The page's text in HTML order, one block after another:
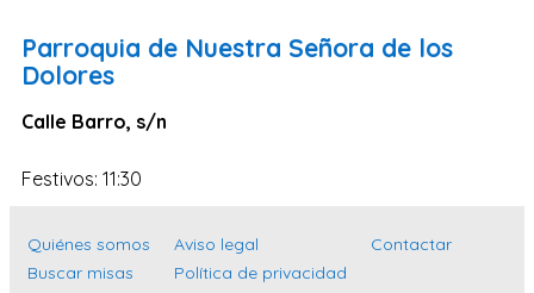
Santa Cruz de Tenerife
Islas Baleares
Las Palmas
Parroquia de Nuestra Señora de los
Dolores
Calle Barro, s/n
Festivos: 11:30
Quiénes somos
Buscar misas
Aviso legal
Política de privacidad
Contactar